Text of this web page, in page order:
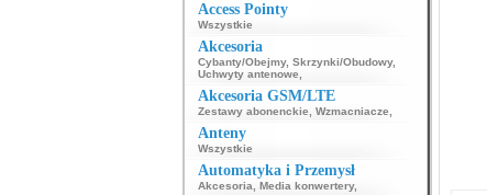
Access Pointy
Wszystkie
Akcesoria
Cybanty/Obejmy, Skrzynki/Obudowy,
Uchwyty antenowe
Akcesoria GSM/LTE
Zestawy abonenckie Wzmacniacze
Anteny
Wszystkie
Automatyka i Przemysł
Akcesoria Media konwertery,